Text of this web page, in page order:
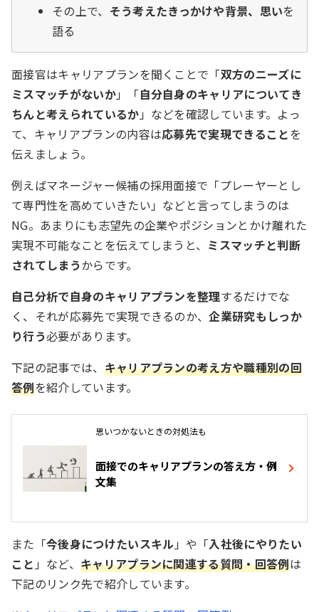
その上で、 そう考えたきっかけや背景、思いを
語る
面接官はキャリアプランを聞くことで「双方のニーズに
ミスマッチがないか」「自分自身のキャリアについてき
ちんと考えられているか 」などを確認しています。よっ
て、キャリアプランの内容は応募先で実現できることを
伝えましょう。
例えばマネージャー候補の採用面接で「プレーヤーとし
て専門性を高めていきたい」などと言ってしまうのは
NG。あまりにも志望先の企業やポジションとかけ離れた
実現不可能なことを伝えてしまうと、 ミスマッチと判断
されてしまうからです。
自己分析で自身のキャリアプランを整理するだけでな
く、それが応募先で実現できるのか、企業研究もしっか
り行う必要があります。
下記の記事では、 キャリアプランの考え方や職種別の回
答例を紹介しています。
思いつかないときの対処法も
面接でのキャリアプランの答え方・例
文集
また「今後身につけたいスキル 」や「入社後にやりたい
こと 」など、 キャリアプランに関連する質問・回答例は
下記のリンク先で紹介しています。